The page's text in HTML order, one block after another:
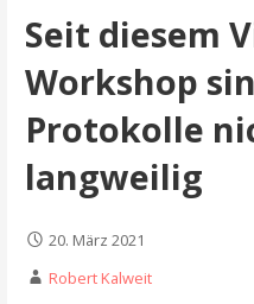
Seit diesem
Workshop
Protokolle
langweilig
20. März 2021
Robert Kalweit